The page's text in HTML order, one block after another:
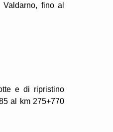
fino al
e di ripristino
al km 275+770